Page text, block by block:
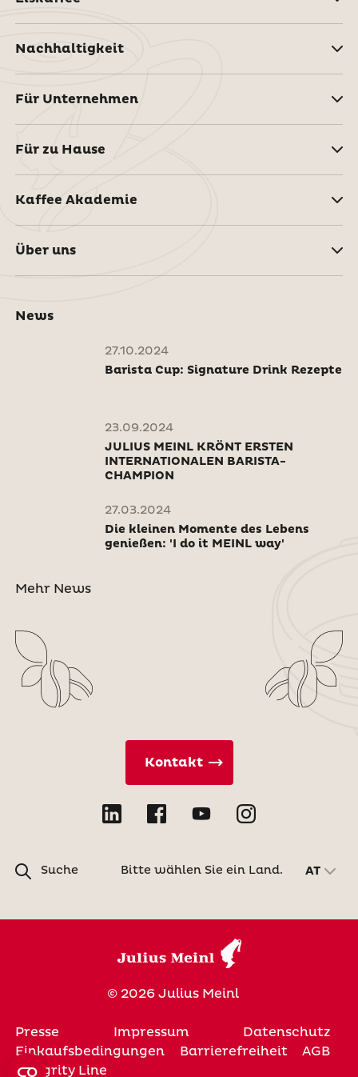
Nachhaltigkeit
Für Unternehmen
Für zu Hause
Kaffee Akademie
Über uns
News
27.10.2024
Barista Cup: Signature Drink Rezepte
23.09.2024
JULIUS MEINL KRÖNT ERSTEN
INTERNATIONALEN BARISTA-
CHAMPION
27.03.2024
Die kleinen Momente des Lebens
genießen: 'I do it MEINL way'
Mehr News
Suche
Kontakt
Bitte wählen Sie ein Land. AT
© 2026 Julius Meinl
Presse Impressum
Datenschutz
Einkaufsbedingungen
Barrierefreiheit
AGB
Integrity Line